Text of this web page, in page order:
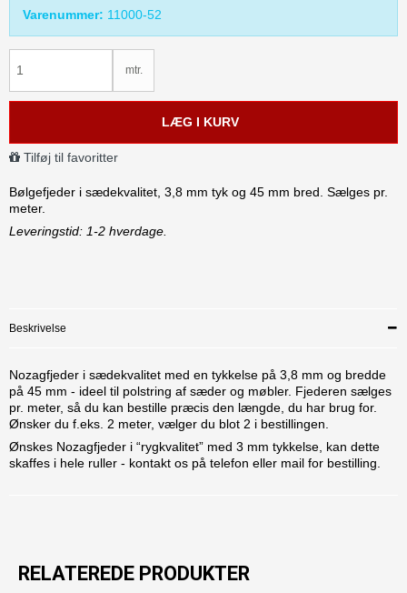
Varenummer: 11000-52
mtr.
LÆG I KURV
Tilføj til favoritter
Bølgefjeder i sædekvalitet, 3,8 mm tyk og 45 mm bred. Sælges pr.
meter.
Leveringstid: 1-2 hverdage.
Beskrivelse
Nozagfjeder i sædekvalitet med en tykkelse på 3,8 mm og bredde
på 45 mm - ideel til polstring af sæder og møbler. Fjederen sælges
pr. meter, så du kan bestille præcis den længde, du har brug for.
Ønsker du f.eks. 2 meter, vælger du blot 2 i bestillingen.
Ønskes Nozagfjeder i “rygkvalitet” med 3 mm tykkelse, kan dette
skaffes i hele ruller - kontakt os på telefon eller mail for bestilling.
RELATEREDE PRODUKTER